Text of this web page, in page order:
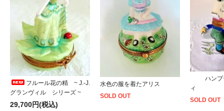
フルール花の精 ~ J.-J.
グランヴィル シリーズ ~
29,700円(税込)
水色の服を着たアリス
SOLD OUT
ハン
ィ
SOLD OUT